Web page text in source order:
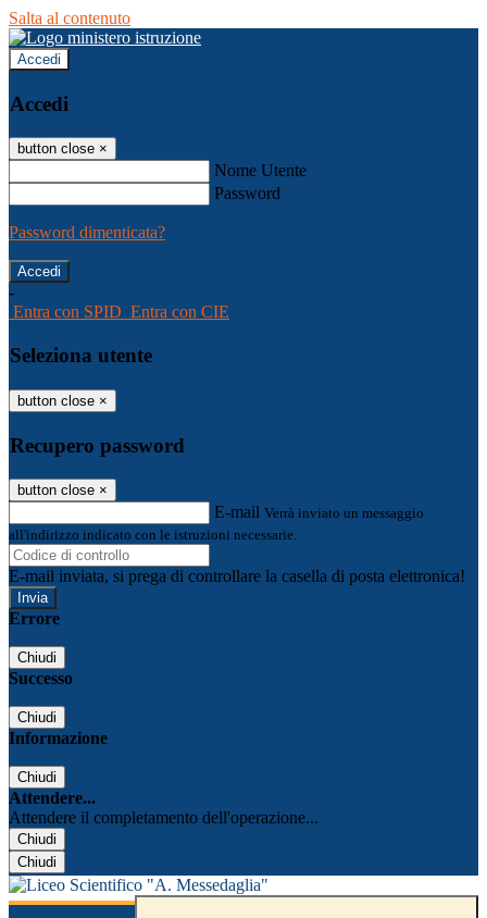
Salta al contenuto
Accedi
Accedi
button close ×
Nome Utente
Password
Password dimenticata?
-
Entra con SPID Entra con CIE
Seleziona utente
button close ×
Recupero password
button close ×
E-mail Verrà inviato un messaggio
all'indirizzo indicato con le istruzioni necessarie.
E-mail inviata, si prega di controllare la casella di posta elettronica!
Errore
Chiudi
Successo
Chiudi
Informazione
Chiudi
Attendere...
Attendere il completamento dell'operazione...
Chiudi
Chiudi